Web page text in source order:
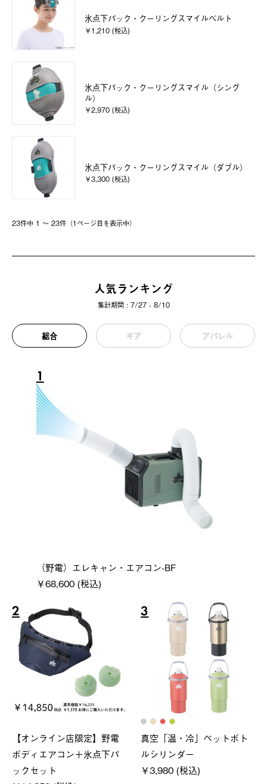
氷点下パック・クーリングスマイルベルト
￥1,210 (税込)
氷点下パック・クーリングスマイル（シング
ル）
￥2,970 (税込)
氷点下パック・クーリングスマイル（ダブル）
￥3,300 (税込)
23件中 1 〜 23件（1ページ⽬を表⽰中）
人気ランキング
集計期間 : 7/27 - 8/10
総合 ギア アパレル
1
（野電）エレキャン・エアコン-BF
￥68,600 (税込)
2
【オンライン店限定】野電
ボディエアコン＋氷点下パ
ックセット
3
真空「温・冷」ペットボト
ルシリンダー
￥3,980 (税込)